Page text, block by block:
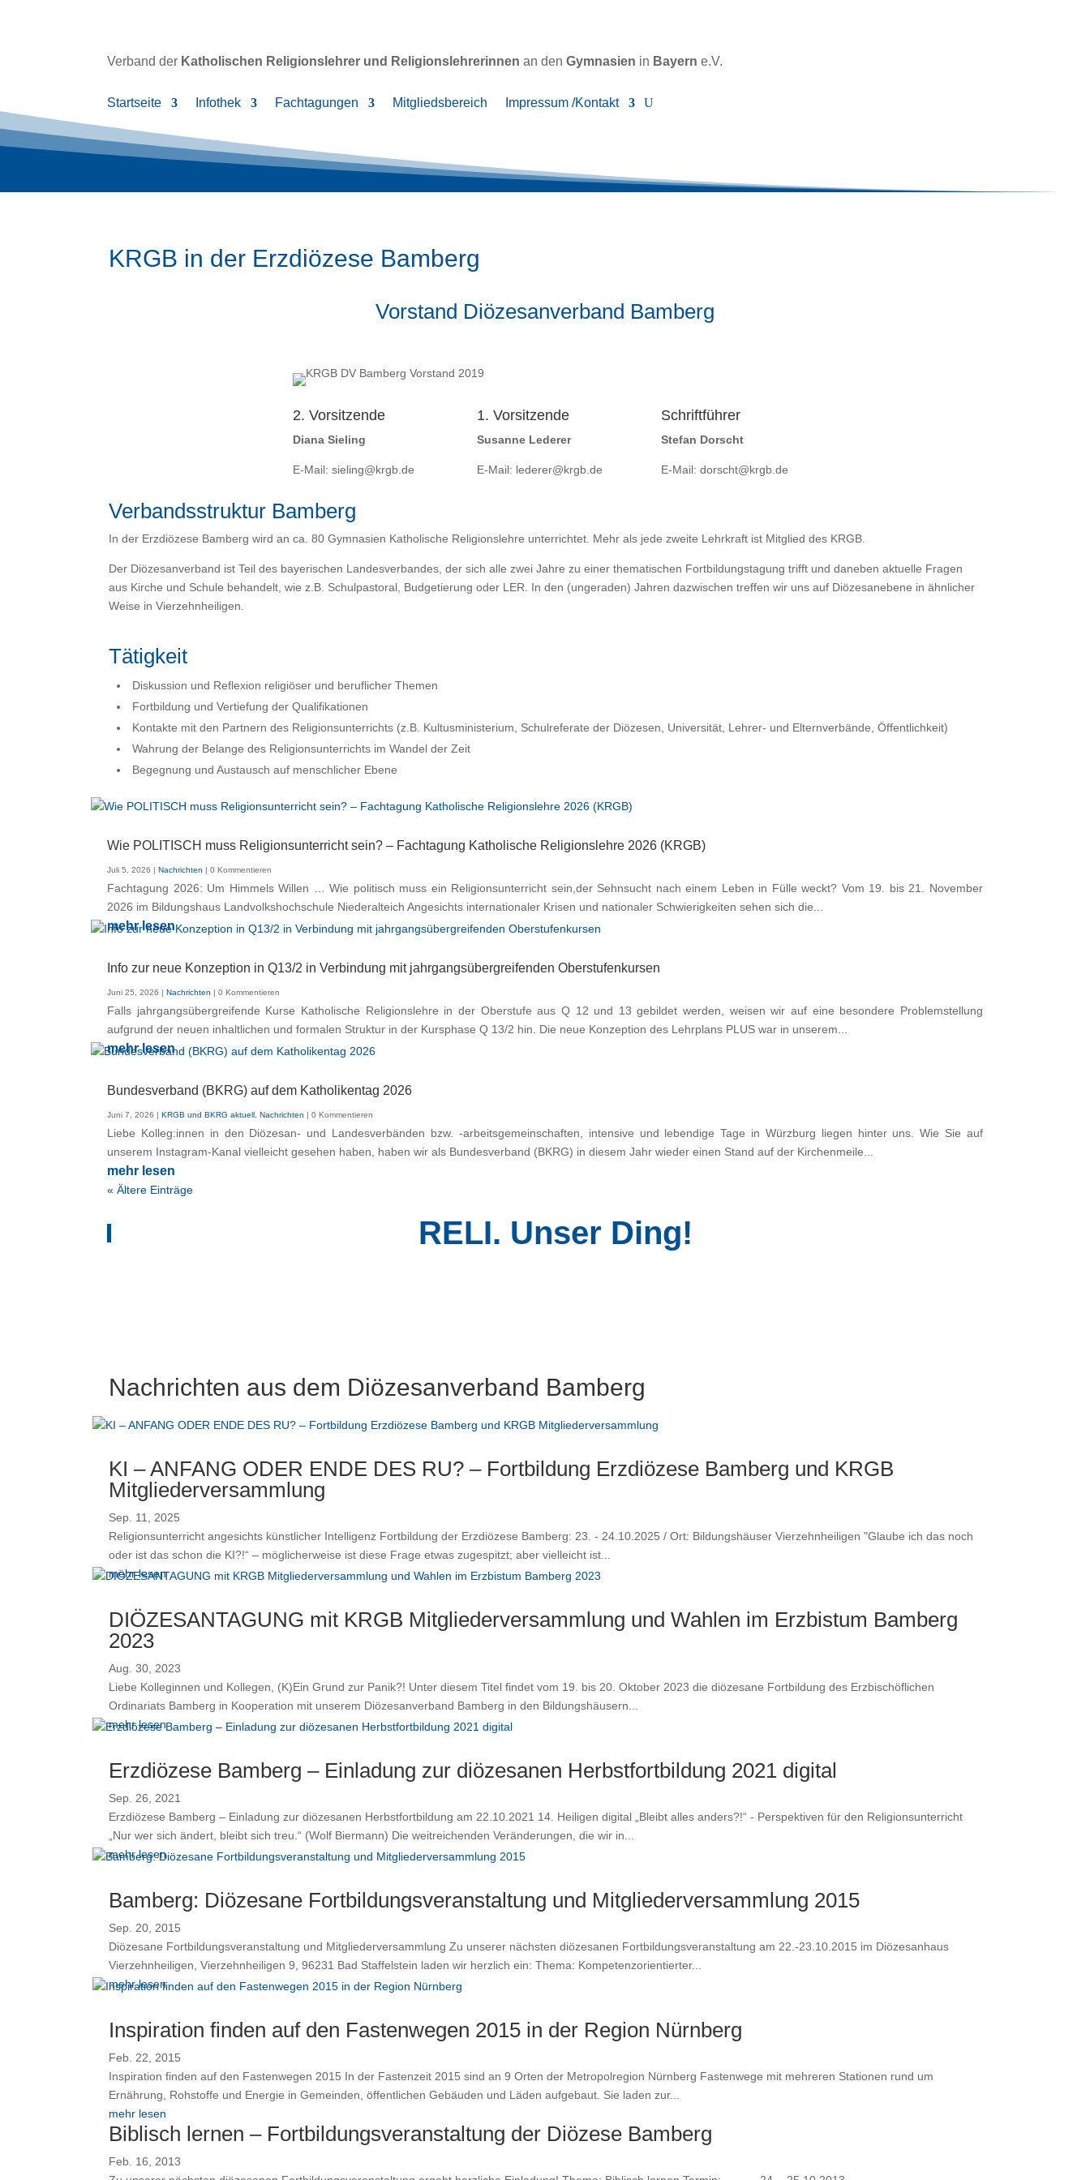
Verband der Katholischen Religionslehrer und Religionslehrerinnen an den Gymnasien in Bayern e.V.
Startseite Infothek Fachtagungen Mitgliedsbereich Impressum /Kontakt
KRGB in der Erzdiözese Bamberg
Vorstand Diözesanverband Bamberg
2. Vorsitzende
Diana Sieling
E-Mail:sieling@krgb.de
1. Vorsitzende
Susanne Lederer
E-Mail: lederer@krgb.de
Schriftführer
Stefan Dorscht
E-Mail: dorscht@krgb.de
Verbandsstruktur Bamberg
In der Erzdiözese Bamberg wird an ca. 80 Gymnasien Katholische Religionslehre unterrichtet. Mehr als jede zweite Lehrkraft ist Mitglied des KRGB.
Der Diözesanverband ist Teil des bayerischen Landesverbandes, der sich alle zwei Jahre zu einer thematischen Fortbildungstagung trifft und daneben aktuelle Fragen
aus Kirche und Schule behandelt, wie z.B. Schulpastoral, Budgetierung oder LER. In den (ungeraden) Jahren dazwischen treffen wir uns auf Diözesanebene in ähnlicher
Weise in Vierzehnheiligen.
Tätigkeit
Diskussion und Reflexion religiöser und beruflicher Themen
Fortbildung und Vertiefung der Qualifikationen
Kontakte mit den Partnern des Religionsunterrichts (z.B. Kultusministerium, Schulreferate der Diözesen, Universität, Lehrer- und Elternverbände, Öffentlichkeit)
Wahrung der Belange des Religionsunterrichts im Wandel der Zeit
Begegnung und Austausch auf menschlicher Ebene
Wie POLITISCH muss Religionsunterricht sein? – Fachtagung Katholische Religionslehre 2026 (KRGB)
Juli 5, 2026 | Nachrichten | 0 Kommentieren
Fachtagung 2026: Um Himmels Willen … Wie politisch muss ein Religionsunterricht sein,der Sehnsucht nach einem Leben in Fülle weckt? Vom 19. bis 21. November
2026 im Bildungshaus Landvolkshochschule Niederalteich Angesichts internationaler Krisen und nationaler Schwierigkeiten sehen sich die...
mehr lesen
Info zur neue Konzeption in Q13/2 in Verbindung mit jahrgangsübergreifenden Oberstufenkursen
Juni 25, 2026 | Nachrichten | 0 Kommentieren
Falls jahrgangsübergreifende Kurse Katholische Religionslehre in der Oberstufe aus Q 12 und 13 gebildet werden, weisen wir auf eine besondere Problemstellung
aufgrund der neuen inhaltlichen und formalen Struktur in der Kursphase Q 13/2 hin. Die neue Konzeption des Lehrplans PLUS war in unserem...
mehr lesen
Bundesverband (BKRG) auf dem Katholikentag 2026
Juni 7, 2026 | KRGB und BKRG aktuell, Nachrichten | 0 Kommentieren
Liebe Kolleg:innen in den Diözesan- und Landesverbänden bzw. -arbeitsgemeinschaften, intensive und lebendige Tage in Würzburg liegen hinter uns. Wie Sie auf
unserem Instagram-Kanal vielleicht gesehen haben, haben wir als Bundesverband (BKRG) in diesem Jahr wieder einen Stand auf der Kirchenmeile...
mehr lesen
« Ältere Einträge
RELI. Unser Ding!
Nachrichten aus dem Diözesanverband Bamberg
KI – ANFANG ODER ENDE DES RU? – Fortbildung Erzdiözese Bamberg und KRGB
Mitgliederversammlung
Sep. 11, 2025
Religionsunterricht angesichts künstlicher Intelligenz Fortbildung der Erzdiözese Bamberg: 23. - 24.10.2025 / Ort: Bildungshäuser Vierzehnheiligen "Glaube ich das noch
oder ist das schon die KI?!“ – möglicherweise ist diese Frage etwas zugespitzt; aber vielleicht ist...
mehr lesen
DIÖZESANTAGUNG mit KRGB Mitgliederversammlung und Wahlen im Erzbistum Bamberg
2023
Aug. 30, 2023
Liebe Kolleginnen und Kollegen, (K)Ein Grund zur Panik?! Unter diesem Titel findet vom 19. bis 20. Oktober 2023 die diözesane Fortbildung des Erzbischöflichen
Ordinariats Bamberg in Kooperation mit unserem Diözesanverband Bamberg in den Bildungshäusern...
mehr lesen
Erzdiözese Bamberg – Einladung zur diözesanen Herbstfortbildung 2021 digital
Sep. 26, 2021
Erzdiözese Bamberg – Einladung zur diözesanen Herbstfortbildung am 22.10.2021 14. Heiligen digital „Bleibt alles anders?!“ - Perspektiven für den Religionsunterricht
„Nur wer sich ändert, bleibt sich treu.“ (Wolf Biermann) Die weitreichenden Veränderungen, die wir in...
mehr lesen
Bamberg: Diözesane Fortbildungsveranstaltung und Mitgliederversammlung 2015
Sep. 20, 2015
Diözesane Fortbildungsveranstaltung und Mitgliederversammlung Zu unserer nächsten diözesanen Fortbildungsveranstaltung am 22.-23.10.2015 im Diözesanhaus
Vierzehnheiligen, Vierzehnheiligen 9, 96231 Bad Staffelstein laden wir herzlich ein: Thema: Kompetenzorientierter...
mehr lesen
Inspiration finden auf den Fastenwegen 2015 in der Region Nürnberg
Feb. 22, 2015
Inspiration finden auf den Fastenwegen 2015 In der Fastenzeit 2015 sind an 9 Orten der Metropolregion Nürnberg Fastenwege mit mehreren Stationen rund um
Ernährung, Rohstoffe und Energie in Gemeinden, öffentlichen Gebäuden und Läden aufgebaut. Sie laden zur...
mehr lesen
Biblisch lernen – Fortbildungsveranstaltung der Diözese Bamberg
Feb. 16, 2013